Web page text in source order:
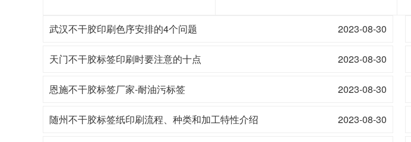
2023-08-30
武汉不干胶印刷色序安排的4个问题
2023-08-30
天门不干胶标签印刷时要注意的十点
2023-08-30
恩施不干胶标签厂家-耐油污标签
2023-08-30
随州不干胶标签纸印刷流程、种类和加工特性介绍